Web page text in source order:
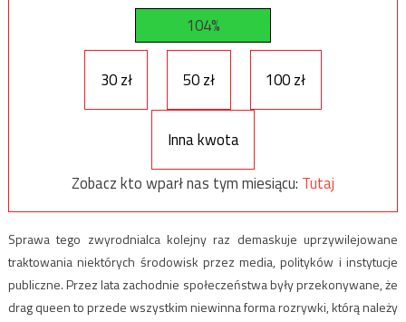
104%
30 zł 50 zł 100 zł
Inna kwota
Zobacz kto wparł nas tym miesiącu: Tutaj
Sprawa tego zwyrodnialca kolejny raz demaskuje uprzywilejowane
traktowania niektórych środowisk przez media, polityków i instytucje
publiczne. Przez lata zachodnie społeczeństwa były przekonywane, że
drag queen to przede wszystkim niewinna forma rozrywki, którą należy